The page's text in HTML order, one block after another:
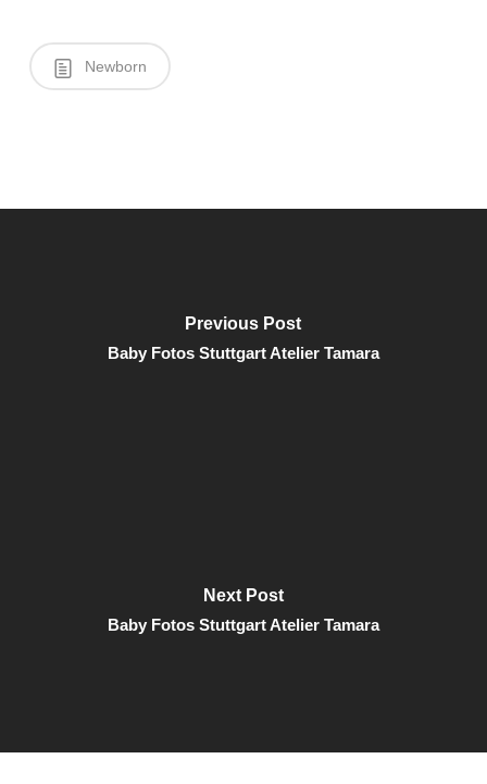
Newborn
Previous Post
Baby Fotos Stuttgart Atelier Tamara
Next Post
Baby Fotos Stuttgart Atelier Tamara